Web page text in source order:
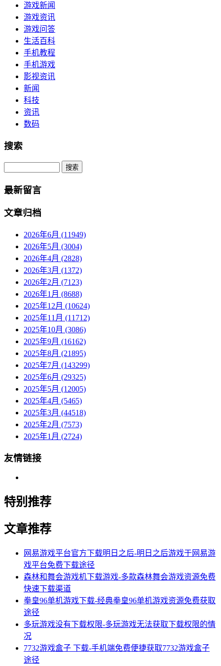
游戏新闻
游戏资讯
游戏问答
生活百科
手机教程
手机游戏
影视资讯
新闻
科技
资讯
数码
搜索
Search
最新留言
文章归档
2026年6月 (11949)
2026年5月 (3004)
2026年4月 (2828)
2026年3月 (1372)
2026年2月 (7123)
2026年1月 (8688)
2025年12月 (10624)
2025年11月 (11712)
2025年10月 (3086)
2025年9月 (16162)
2025年8月 (21895)
2025年7月 (143299)
2025年6月 (29325)
2025年5月 (12005)
2025年4月 (5465)
2025年3月 (44518)
2025年2月 (7573)
2025年1月 (2724)
友情链接
特别推荐
文章推荐
网易游戏平台官方下载明日之后-明日之后游戏于网易游
戏平台免费下载途径
森林和舞会游戏机下载游戏-多款森林舞会游戏资源免费
快速下载渠道
拳皇96单机游戏下载-经典拳皇96单机游戏资源免费获取
途径
多玩游戏没有下载权限-多玩游戏无法获取下载权限的情
况
7732游戏盒子 下载-手机端免费便捷获取7732游戏盒子
途径